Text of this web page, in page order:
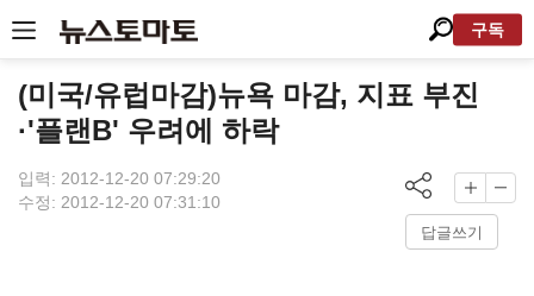
구독
(미국/유럽마감)뉴욕 마감, 지표 부진
·'플랜B' 우려에 하락
입력: 2012-12-20 07:29:20
수정: 2012-12-20 07:31:10
답글쓰기